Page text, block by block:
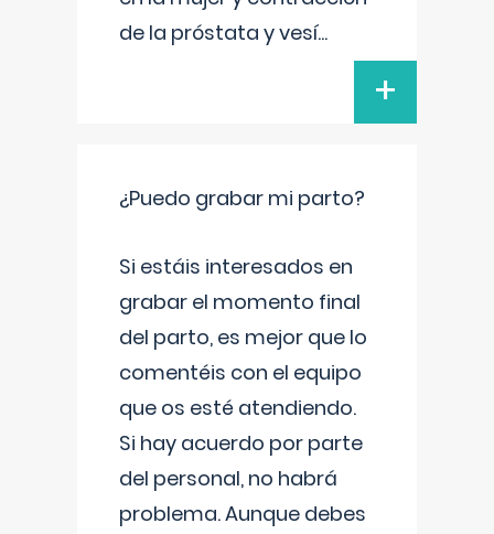
de la próstata y vesí...
+
¿Puedo grabar mi parto?
Si estáis interesados en
grabar el momento final
del parto, es mejor que lo
comentéis con el equipo
que os esté atendiendo.
Si hay acuerdo por parte
del personal, no habrá
problema. Aunque debes